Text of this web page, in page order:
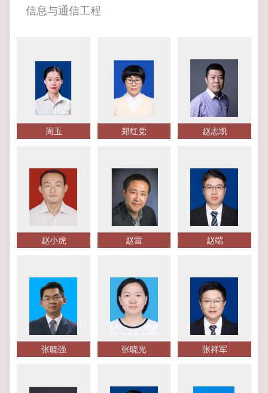
信息与通信工程
周玉 郑红党 赵志凯
赵小虎 赵雷 赵端
张晓强 张晓光 张祥军